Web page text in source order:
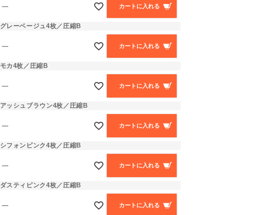
― カートに入れる
グレーベージュ4枚／圧縮B
― カートに入れる
モカ4枚／圧縮B
― カートに入れる
アッシュブラウン4枚／圧縮B
― カートに入れる
シフォンピンク4枚／圧縮B
― カートに入れる
ダスティピンク4枚／圧縮B
― カートに入れる